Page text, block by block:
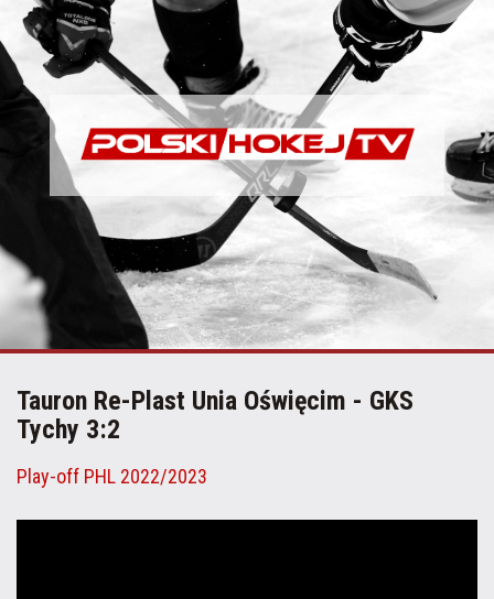
Tauron Re-Plast Unia Oświęcim - GKS
Tychy 3:2
Play-off PHL 2022/2023